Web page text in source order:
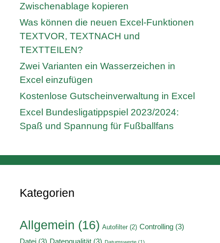
Zwischenablage kopieren
Was können die neuen Excel-Funktionen
TEXTVOR, TEXTNACH und
TEXTTEILEN?
Zwei Varianten ein Wasserzeichen in
Excel einzufügen
Kostenlose Gutscheinverwaltung in Excel
Excel Bundesligatippspiel 2023/2024:
Spaß und Spannung für Fußballfans
Kategorien
Allgemein (16) Autofilter (2) Controlling (3)
Datei (3) Datenqualität (3)